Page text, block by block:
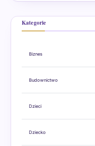
Kategorie
Biznes
Budownictwo
Dzieci
Dziecko